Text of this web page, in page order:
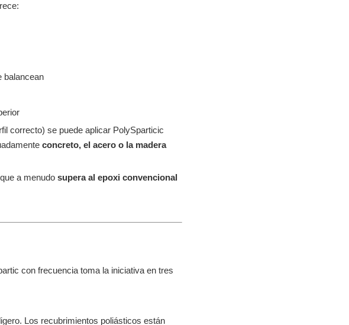
balancean
correcto) se puede aplicar PolySparticic
concreto, el acero o la madera
a menudo supera al epoxi convencional
con frecuencia toma la iniciativa en tres
Los recubrimientos poliásticos están